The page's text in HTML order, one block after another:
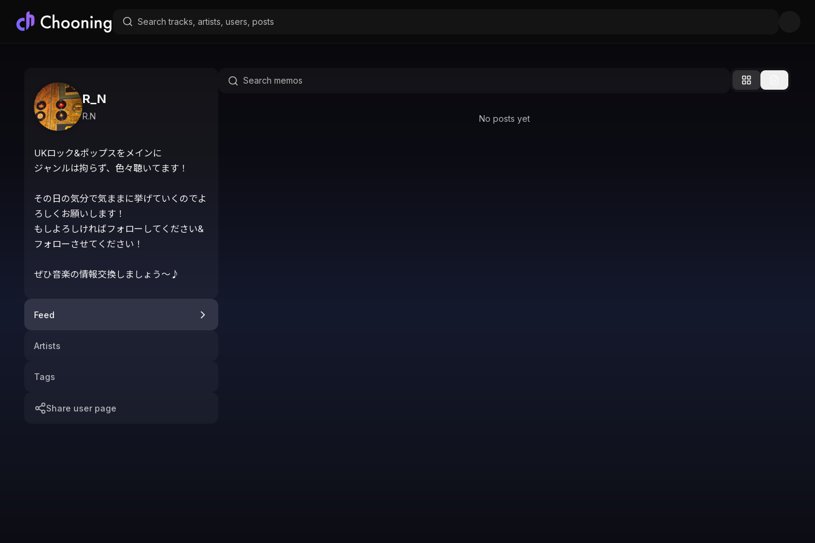
R_N
R.N
UKロック&ポップスをメインに
ジャンルは拘らず、色々聴いてます！
その日の気分で気ままに挙げていくのでよ
ろしくお願いします！
もしよろしければフォローしてください&
フォローさせてください！
ぜひ音楽の情報交換しましょう〜♪
Feed
Artists
Tags
Share user page
No posts yet